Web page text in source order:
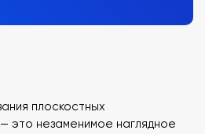
плоскостных
это незаменимое наглядное